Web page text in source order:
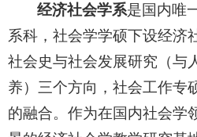
经济社会学系是国内唯
系科，社会学学硕下设经济
社会史与社会发展研究（与
养）三个方向，社会工作专
的融合。 作为在国内社会学